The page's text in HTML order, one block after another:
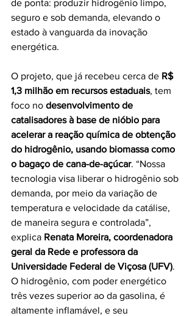
de ponta: produzir hidrogênio limpo,
seguro e sob demanda, elevando o
estado à vanguarda da inovação
energética.
O projeto, que já recebeu cerca de R$
1,3 milhão em recursos estaduais, tem
foco no desenvolvimento de
catalisadores à base de nióbio para
acelerar a reação química de obtenção
do hidrogênio, usando biomassa como
o bagaço de cana-de-açúcar. “Nossa
tecnologia visa liberar o hidrogênio sob
demanda, por meio da variação de
temperatura e velocidade da catálise,
de maneira segura e controlada”,
explica Renata Moreira, coordenadora
geral da Rede e professora da
Universidade Federal de Viçosa (UFV).
O hidrogênio, com poder energético
três vezes superior ao da gasolina, é
altamente inflamável, e seu